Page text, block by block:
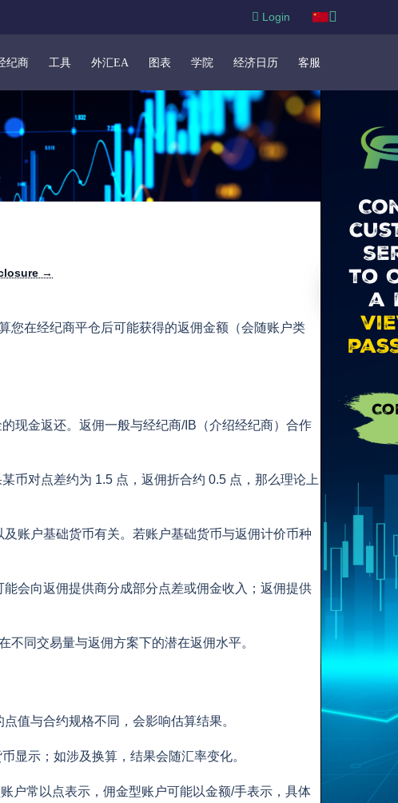
Login
纪商 工具 外汇EA 图表 学院 经济日历 客服
→
您在经纪商平仓后可能获得的返佣金额（会随账户类
现金返还。返佣一般与经纪商/IB（介绍经纪商）合作
币对点差约为 1.5 点，返佣折合约 0.5 点，那么理论上
账户基础货币有关。若账户基础货币与返佣计价币种
会向返佣提供商分成部分点差或佣金收入；返佣提供
不同交易量与返佣方案下的潜在返佣水平。
值与合约规格不同，会影响估算结果。
显示；如涉及换算，结果会随汇率变化。
户常以点表示，佣金型账户可能以金额/手表示，具体